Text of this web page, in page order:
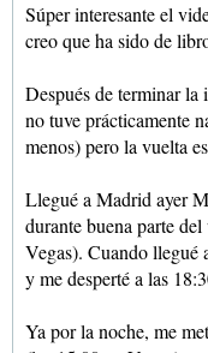
Súper interesante el
creo que ha sido de
Después de terminar
no tuve prácticamente
menos) pero la vuelta
Llegué a Madrid ayer
durante buena parte
Vegas). Cuando llegué
y me desperté a las
Ya por la noche, me